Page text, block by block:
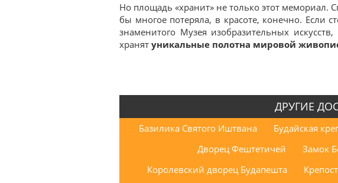
Но площадь «хранит» не только этот мемориал.
бы многое потеряла, в красоте, конечно. Если
знаменитого Музея изобразительных
хранят уникальные полотна мировой
ДРУГИЕ
Базилика Святого Иштвана Будайская
Дворец Фештетичей
Замок
Королевский дворец Будапешта